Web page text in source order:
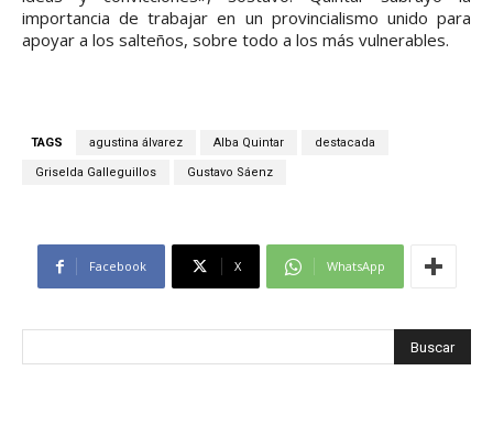
importancia de trabajar en un provincialismo unido para
apoyar a los salteños, sobre todo a los más vulnerables.
TAGS agustina álvarez Alba Quintar destacada
Griselda Galleguillos Gustavo Sáenz
Facebook X WhatsApp